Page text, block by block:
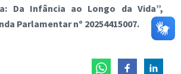
Da Infância ao Longo da Vida”,
Parlamentar nº 20254415007.